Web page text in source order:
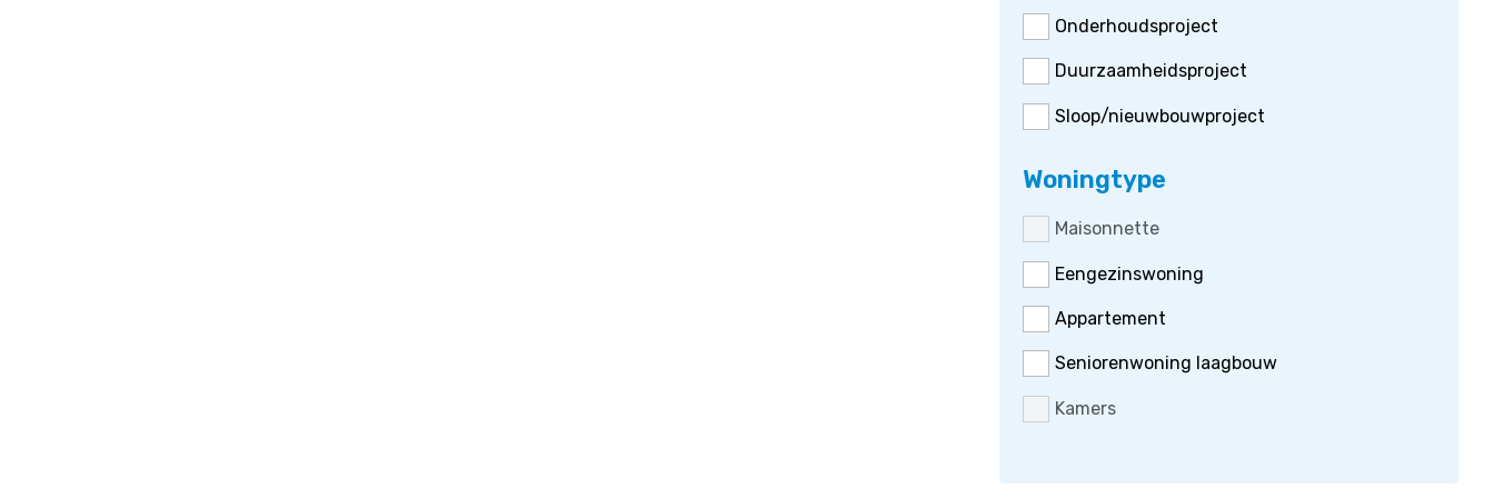
Onderhoudsproject
Duurzaamheidsproject
Sloop/nieuwbouwproject
Woningtype
Maisonnette
Eengezinswoning
Appartement
Seniorenwoning laagbouw
Kamers